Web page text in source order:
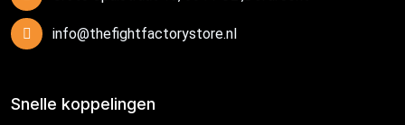
info@thefightfactorystore.nl
Snelle koppelingen